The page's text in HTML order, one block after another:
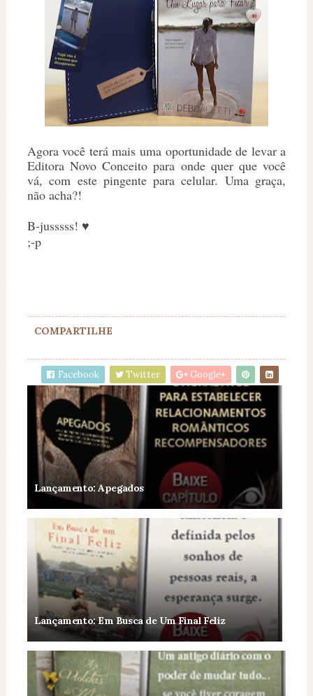
Agora você terá mais uma oportunidade de levar a
Editora Novo Conceito para onde quer que você
vá, com este pingente para celular. Uma graça,
não acha?!
B-jusssss! ♥
;-p
COMPARTILHE
Facebook Twitter Google+
Lançamento: Apegados
Lançamento: Em Busca de Um Final Feliz